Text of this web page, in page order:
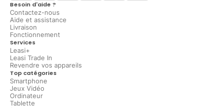
Besoin d'aide ?
Contactez-nous
Aide et assistance
Livraison
Fonctionnement
Services
Leasi+
Leasi Trade In
Revendre vos appareils
Top catégories
Smartphone
Jeux Vidéo
Ordinateur
Tablette